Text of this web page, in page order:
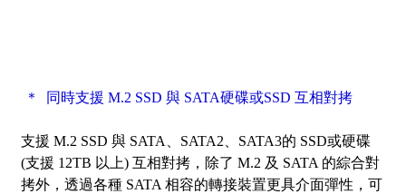
＊ 同時支援 M.2 SSD 與 SATA硬碟或SSD 互相對拷
支援 M.2 SSD 與 SATA、SATA2、SATA3的 SSD或硬碟
(支援 12TB 以上) 互相對拷，除了 M.2 及 SATA 的綜合對
拷外，透過各種 SATA 相容的轉接裝置更具介面彈性，可